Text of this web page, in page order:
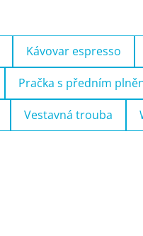
Kávovar espresso
Pračka s předním
Vestavná trouba